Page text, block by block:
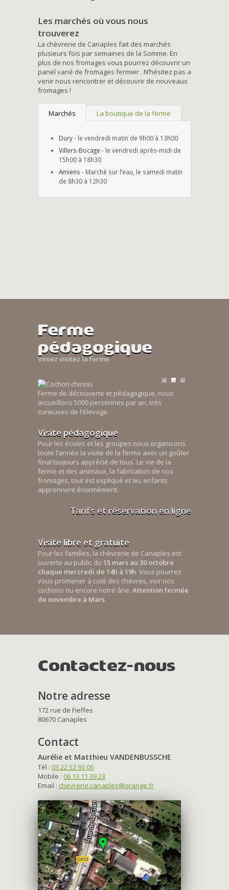
Les marchés où vous nous
trouverez
La chèvrerie de Canaples fait des marchés
plusieurs fois par semaines de la Somme. En
plus de nos fromages vous pourrez découvrir un
panel varié de fromages fermier . N’hésitez pas a
venir nous rencontrer et découvrir de nouveaux
fromages !
Marchés La boutique de la ferme
Dury- le vendredi matin de 9h00 à 13h00
Villers-Bocage - le vendredi après-midi de
15h00 à 18h30
Amiens - Marché sur l’eau, le samedi matin
de 8h30 à 12h30
Ferme
pédagogique
Venez visitez la ferme
Ferme de découverte et pédagogique, nous
accueillons 5000 personnes par an, trés
curieuses de l’élevage.
Visite pédagogique
Pour les écoles et les groupes nous organisons
toute l’année la visite de la ferme avec un goûter
final toujours apprécié de tous. Le vie de la
ferme et des animaux, la fabrication de nos
fromages, tout est expliqué et les enfants
apprennent énormément.
Tarifs et réservation en ligne
Visite libre et gratuite
Pour les familles, la chèvrerie de Canaples est
ouverte au public du 15 mars au 30 octobre
chaque mercredi de 14h à 19h. Vous pourrez
vous promener à coté des chèvres, voir nos
cochons ou encore notre âne. Attention fermée
de novembre à Mars
Contactez-nous
Notre adresse
172 rue de Fieffes
80670 Canaples
Contact
Aurélie et Matthieu VANDENBUSSCHE
Tél : 03 22 52 93 06
Mobile : 06 13 11 39 23
Email : chevrerie.canaples@orange.fr